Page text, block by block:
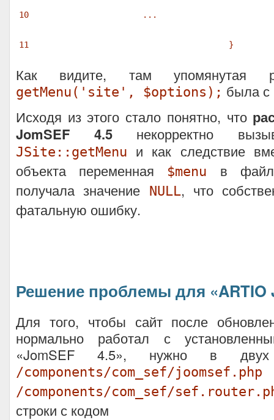
10 ...
11 }
Как видите, там упомянутая
getMenu('site', $options); была с
Исходя из этого стало понятно, что
JomSEF 4.5некорректно
JSite::getMenu
и как следствие
объекта переменная
$menu
в
получала значение
NULL, что
фатальную ошибку.
Решение проблемы для «ARTIO
Для того, чтобы сайт после
нормально работал с
«JomSEF 4.5», нужно в
/components/com_sef/joomsef.php
/components/com_sef/
строки с кодом